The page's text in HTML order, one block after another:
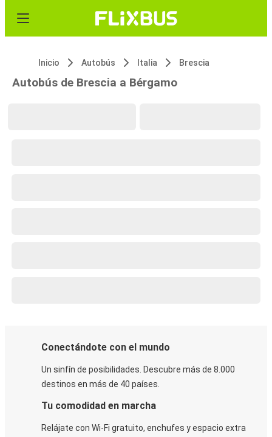
Inicio Autobús Italia Brescia
Autobús de Brescia a Bérgamo
Conectándote con el mundo
Un sinfín de posibilidades. Descubre más de 8.000
destinos en más de 40 países.
Tu comodidad en marcha
Relájate con Wi-Fi gratuito, enchufes y espacio extra